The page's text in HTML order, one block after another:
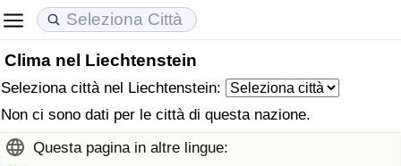
Clima nel Liechtenstein
Seleziona città nel Liechtenstein:
Non ci sono dati per le città di questa nazione.
Questa pagina in altre lingue:
Costo della vita
Indice Del Costo Della Vita (corrente)
Indice Del Costo Della Vita
Prezzi degli immobili
Indice del Prezzo delle Case (Corrente)
Indice del Prezzo delle Case
Qualità della Vita
Indice della Qualità della Vita
Indice della Qualità della Vita (Corrente)